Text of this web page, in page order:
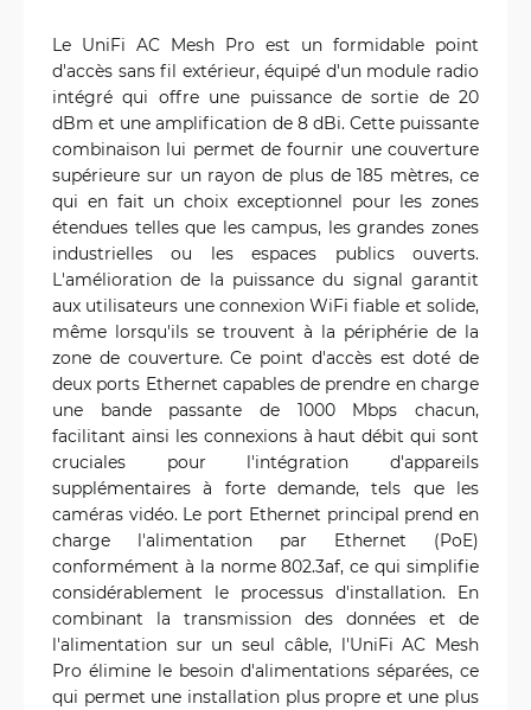
Le UniFi AC Mesh Pro est un formidable point
d'accès sans fil extérieur, équipé d'un module radio
intégré qui offre une puissance de sortie de 20
dBm et une amplification de 8 dBi. Cette puissante
combinaison lui permet de fournir une couverture
supérieure sur un rayon de plus de 185 mètres, ce
qui en fait un choix exceptionnel pour les zones
étendues telles que les campus, les grandes zones
industrielles ou les espaces publics ouverts.
L'amélioration de la puissance du signal garantit
aux utilisateurs une connexion WiFi fiable et solide,
même lorsqu'ils se trouvent à la périphérie de la
zone de couverture. Ce point d'accès est doté de
deux ports Ethernet capables de prendre en charge
une bande passante de 1000 Mbps chacun,
facilitant ainsi les connexions à haut débit qui sont
cruciales pour l'intégration d'appareils
supplémentaires à forte demande, tels que les
caméras vidéo. Le port Ethernet principal prend en
charge l'alimentation par Ethernet (PoE)
conformément à la norme 802.3af, ce qui simplifie
considérablement le processus d'installation. En
combinant la transmission des données et de
l'alimentation sur un seul câble, l'UniFi AC Mesh
Pro élimine le besoin d'alimentations séparées, ce
qui permet une installation plus propre et une plus